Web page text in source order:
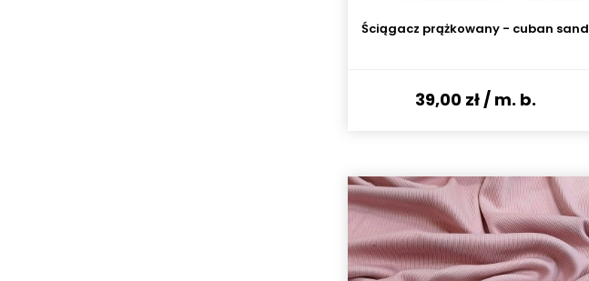
Ściągacz prążkowany - cuban sand
39,00 zł/ m. b.